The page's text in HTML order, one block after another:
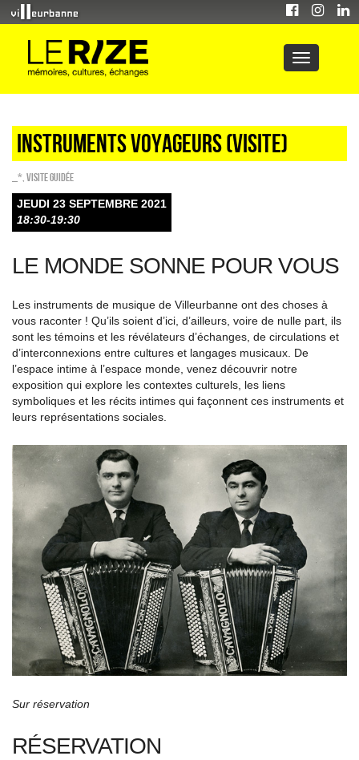
Instruments voyageurs (visite)
_* Visite guidée
JEUDI 23 SEPTEMBRE 2021
18:30-19:30
LE MONDE SONNE POUR VOUS
Les instruments de musique de Villeurbanne ont des choses à
vous raconter ! Qu’ils soient d’ici, d’ailleurs, voire de nulle part, ils
sont les témoins et les révélateurs d’échanges, de circulations et
d’interconnexions entre cultures et langages musicaux. De
l’espace intime à l’espace monde, venez découvrir notre
exposition qui explore les contextes culturels, les liens
symboliques et les récits intimes qui façonnent ces instruments et
leurs représentations sociales.
Sur réservation
RÉSERVATION